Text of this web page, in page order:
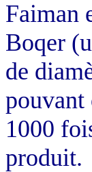
Faiman
Boqer
de
pouvant
1000
produit.